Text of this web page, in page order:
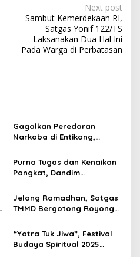
Next post
Sambut Kemerdekaan RI,
Satgas Yonif 122/TS
Laksanakan Dua Hal Ini
Pada Warga di Perbatasan
Gagalkan Peredaran
Narkoba di Entikong,
Puluhan Kilogram Sabu ke
BNNP Kalbar
Purna Tugas dan Kenaikan
Pangkat, Dandim
Profesionalisme Prajurit
Jelang Ramadhan, Satgas
TMMD Bergotong Royong
Bersih-bersih Masjid
“Yatra Tuk Jiwa”, Festival
Budaya Spiritual 2025